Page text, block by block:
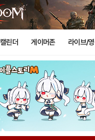
린더 게이머존 라이브/